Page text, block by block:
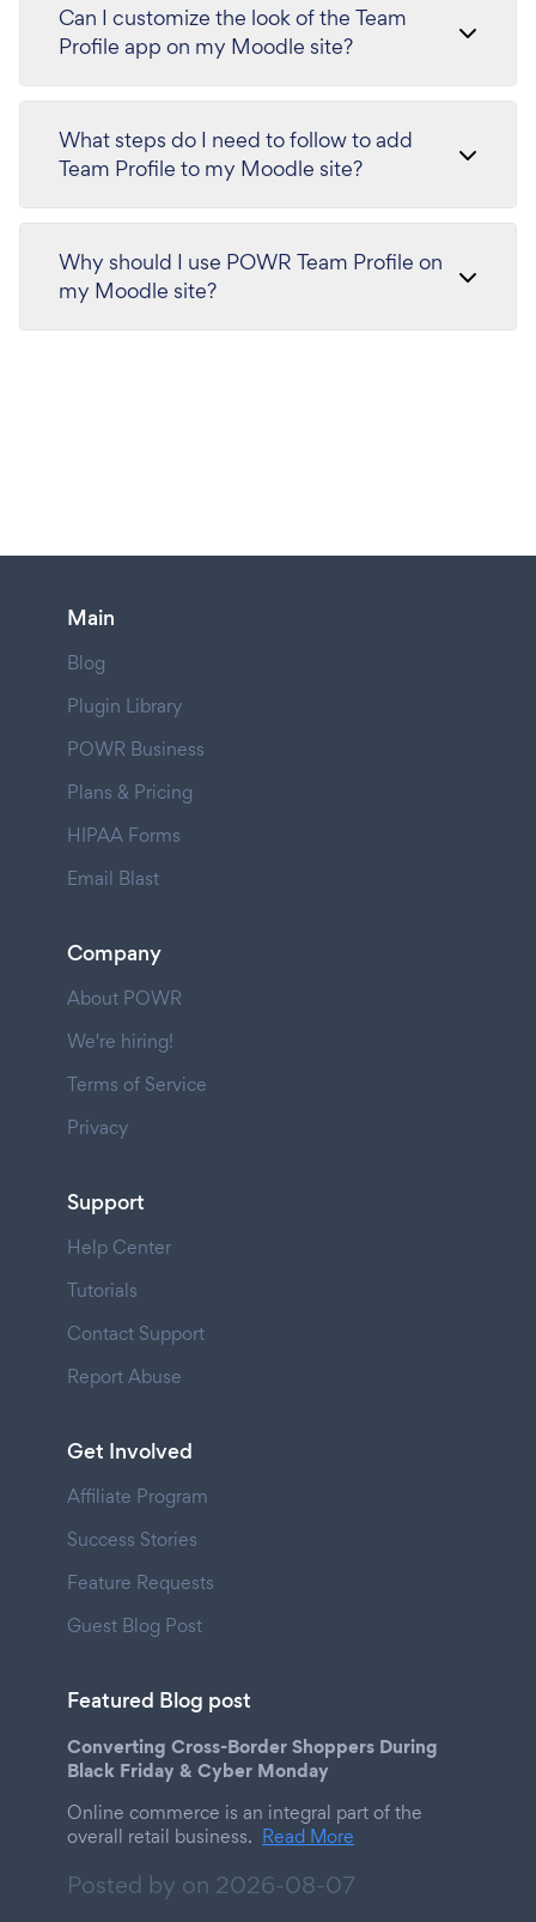
Can I customize the look of the Team
Profile app on my Moodle site?
What steps do I need to follow to add
Team Profile to my Moodle site?
Why should I use POWR Team Profile on
my Moodle site?
Main
Blog
Plugin Library
POWR Business
Plans & Pricing
HIPAA Forms
Email Blast
Company
About POWR
We're hiring!
Terms of Service
Privacy
Support
Help Center
Tutorials
Contact Support
Report Abuse
Get Involved
Affiliate Program
Success Stories
Feature Requests
Guest Blog Post
Featured Blog post
Converting Cross-Border Shoppers During
Black Friday & Cyber Monday
Online commerce is an integral part of the
overall retail business. Read More
Posted by on 2026-08-07